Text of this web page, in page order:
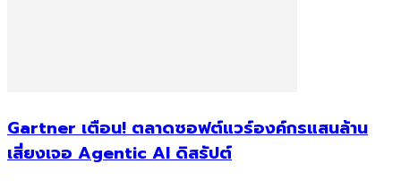
Gartner เตือน! ตลาดซอฟต์แวร์องค์กรแสนล้าน
เสี่ยงเจอ Agentic AI ดิสรัปต์